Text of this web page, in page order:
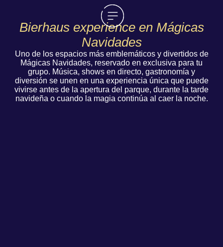
Bierhaus experience en Mágicas
Navidades
Uno de los espacios más emblemáticos y divertidos de
Mágicas Navidades, reservado en exclusiva para tu
grupo. Música, shows en directo, gastronomía y
diversión se unen en una experiencia única que puede
vivirse antes de la apertura del parque, durante la tarde
navideña o cuando la magia continúa al caer la noche.